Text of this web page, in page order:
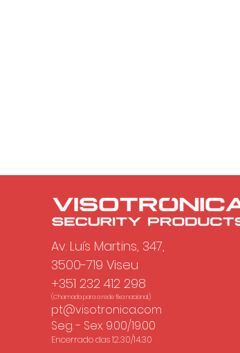
Av. Luís Martins, 347,
3500-719 Viseu
+351 232 412 298
(Chamada para a rede fixa nacional.)
pt@visotronica.com
Seg. - Sex. 9.00/19.00
Encerrado das 12.30/14.30